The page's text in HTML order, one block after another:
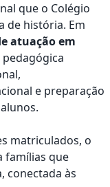
que o Colégio
de história. Em
atuação em
e preparação
matriculados, o
famílias que
conectada às